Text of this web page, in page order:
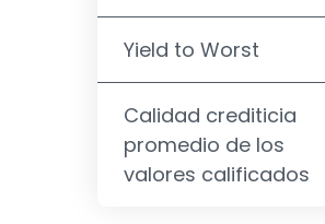
Yield to Worst
Calidad crediticia
promedio de los
valores calificados